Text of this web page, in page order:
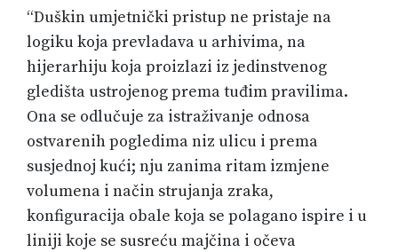
“Duškin umjetnički pristup ne pristaje na
logiku koja prevladava u arhivima, na
hijerarhiju koja proizlazi iz jedinstvenog
gledišta ustrojenog prema tuđim pravilima.
Ona se odlučuje za istraživanje odnosa
ostvarenih pogledima niz ulicu i prema
susjednoj kući; nju zanima ritam izmjene
volumena i način strujanja zraka,
konfiguracija obale koja se polagano ispire i u
liniji koje se susreću majčina i očeva